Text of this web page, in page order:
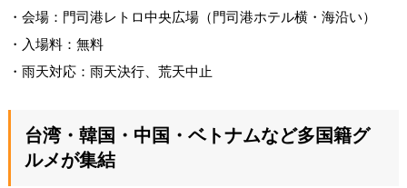
・会場：門司港レトロ中央広場（門司港ホテル横・海沿い）
・入場料：無料
・雨天対応：雨天決行、荒天中止
台湾・韓国・中国・ベトナムなど多国籍グ
ルメが集結